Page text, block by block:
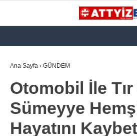
KATEGORİLER
GÜNDEM
112 ACİL
Ana Sayfa › GÜNDEM
Otomobil İle Tır
Sümeyye
Hayatını